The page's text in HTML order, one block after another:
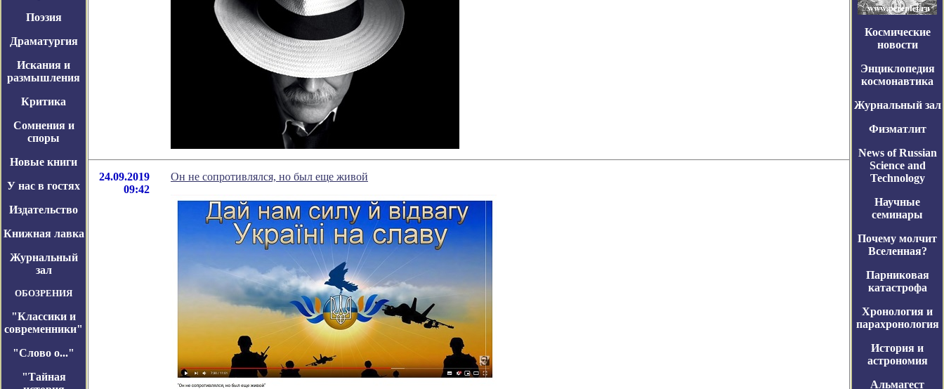
Поэзия
Драматургия
Искания и
размышления
Критика
Сомнения и
споры
Новые книги
У нас в гостях
Издательство
Книжная лавка
Журнальный
зал
ОБОЗРЕНИЯ
"Классики и
современники"
"Слово о..."
"Тайная
24.09.2019
09:42
Он не сопротивлялся, но был еще живой
Космические
новости
Энциклопедия
космонавтика
Журнальный зал
Физматлит
News of Russian
Science and
Technology
Научные
семинары
Почему молчит
Вселенная?
Парниковая
катастрофа
Хронология и
парахронология
История и
астрономия
Альмагест